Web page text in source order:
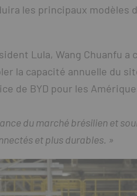
les principaux modèles
Lula, Wang Chuanfu a
la capacité annuelle du
de BYD pour les
du marché brésilien et
et plus durables. »